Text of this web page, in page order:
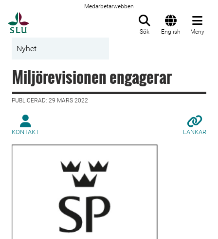
Medarbetarwebben
Sök English Meny
Nyhet
Miljörevisionen engagerar
PUBLICERAD: 29 MARS 2022
KONTAKT LÄNKAR